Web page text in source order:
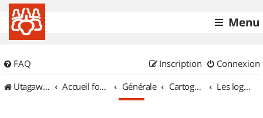
Menu
FAQ Connexion
Inscription
UtagawaVTT (Randos VTT et VTTAE avec traces GPS)
Accueil forum Générale Cartographie et GPS Les logiciels